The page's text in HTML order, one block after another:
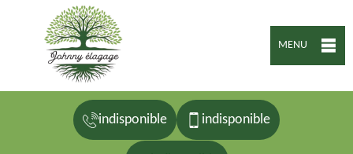
MENU
indisponible indisponible